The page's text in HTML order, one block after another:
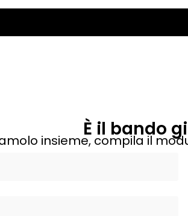
È il bando
insieme, compila il